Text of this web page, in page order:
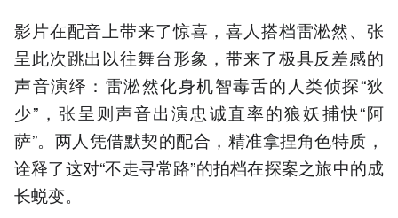
影片在配音上带来了惊喜，喜人搭档雷淞然、张
呈此次跳出以往舞台形象，带来了极具反差感的
声音演绎：雷淞然化身机智毒舌的人类侦探“狄
少”，张呈则声音出演忠诚直率的狼妖捕快“阿
萨”。两人凭借默契的配合，精准拿捏角色特质，
诠释了这对“不走寻常路”的拍档在探案之旅中的成
长蜕变。